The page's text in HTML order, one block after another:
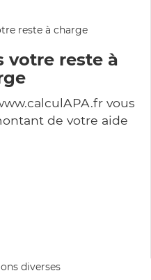
votre reste à
vous
de votre aide